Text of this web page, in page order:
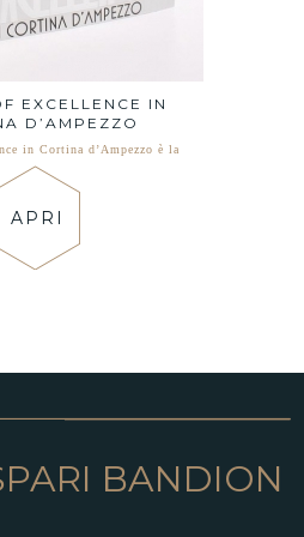
EXCELLENCE IN
D’AMPEZZO
in Cortina d’Ampezzo è la
APRI
BANDION